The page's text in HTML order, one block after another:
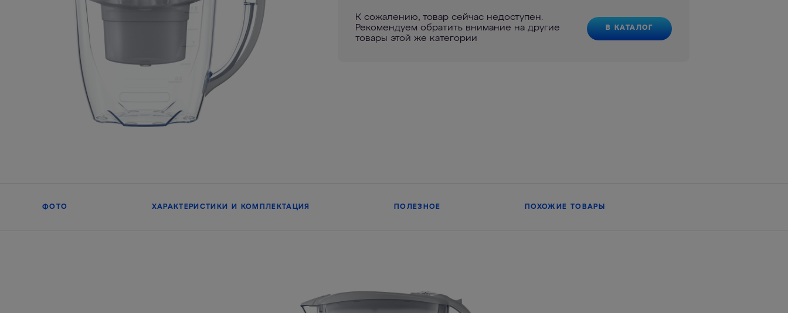
К сожалению, товар сейчас недоступен.
Рекомендуем обратить внимание на другие
товары этой же категории
В КАТАЛОГ
ФОТО ХАРАКТЕРИСТИКИ И КОМПЛЕКТАЦИЯ ПОЛЕЗНОЕ ПОХОЖИЕ ТОВАРЫ